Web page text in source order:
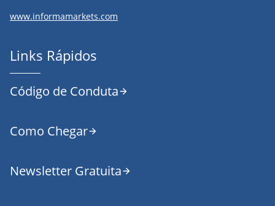
www.informamarkets.com
Links Rápidos
Código de Conduta
Como Chegar
Newsletter Gratuita